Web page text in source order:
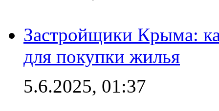
Застройщики Крыма:
для покупки жилья
5.6.2025, 01:37